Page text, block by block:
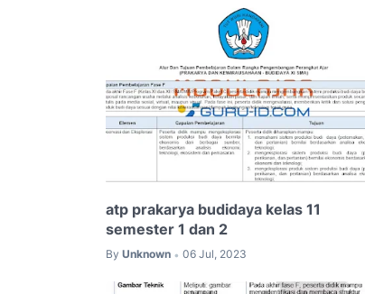
atp prakarya budidaya kelas 11
semester 1 dan 2
By Unknown • 06 Jul, 2023